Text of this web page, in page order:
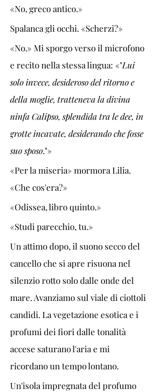
«No, greco antico.»
Spalanca gli occhi. «Scherzi?»
«No.» Mi sporgo verso il microfono
e recito nella stessa lingua: «"Lui
solo invece, desideroso del ritorno e
della moglie, tratteneva la divina
ninfa Calipso, splendida tra le dee, in
grotte incavate, desiderando che fosse
suo sposo."»
«Per la miseria» mormora Lilia.
«Che cos'era?»
«Odissea, libro quinto.»
«Studi parecchio, tu.»
Un attimo dopo, il suono secco del
cancello che si apre risuona nel
silenzio rotto solo dalle onde del
mare. Avanziamo sul viale di ciottoli
candidi. La vegetazione esotica e i
profumi dei fiori dalle tonalità
accese saturano l'aria e mi
ricordano un tempo lontano.
Un'isola impregnata del profumo